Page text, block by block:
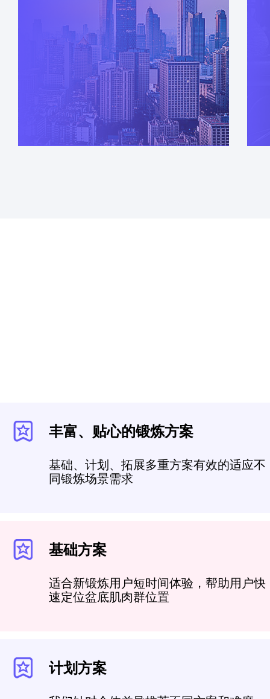
丰富、贴心的锻炼方案
基础、计划、拓展多重方案有效的适应不
同锻炼场景需求
基础方案
适合新锻炼用户短时间体验，帮助用户快
速定位盆底肌肉群位置
计划方案